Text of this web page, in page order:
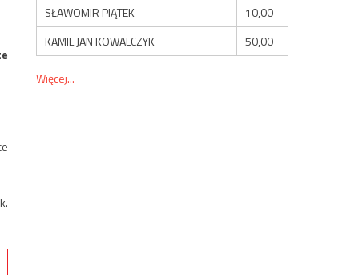
SŁAWOMIR PIĄTEK
10,00
KAMIL JAN KOWALCZYK
50,00
Więcej...